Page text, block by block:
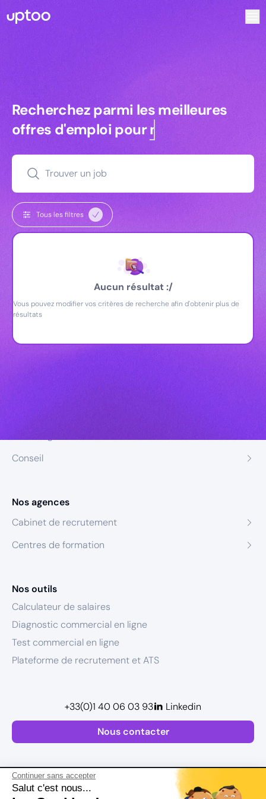
Continuer sans accepter
Salut c'est nous...
Recherchez parmi les meilleures
Recherchez parmi les meilleures
offres d'emploi pourmanagers
Trouver un job
Tous les filtres
Aucun résultat :/
Vous pouvez modifier vos critères de recherche afin d'obtenir plus de
résultats
Conseil
Nos agences
Cabinet de recrutement
Centres de formation
Nos outils
Calculateur de salaires
Diagnostic commercial en ligne
Test commercial en ligne
Plateforme de recrutement et ATS
Nous contacter
+33(0)1 40 06 03 93 Linkedin